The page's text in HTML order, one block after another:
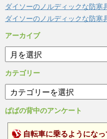
ダイソーのノルディックな防寒
ダイソーのノルディックな防寒
アーカイブ
ア
ー
カ
イ
ブ
カテゴリー
テ
ゴ
ー
ぱぱの背中のアンケート
自転車に乗るようにな